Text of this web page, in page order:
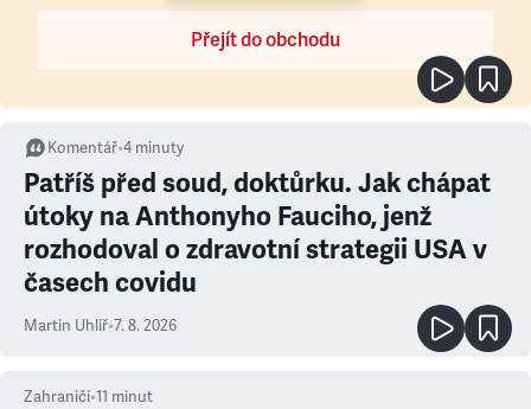
Přejít do obchodu
Komentář•4 minuty
Patříš před soud, doktůrku. Jak chápat
útoky na Anthonyho Fauciho, jenž
rozhodoval o zdravotní strategii USA v
časech covidu
Martin Uhlíř•7. 8. 2026
Zahraničí•11 minut